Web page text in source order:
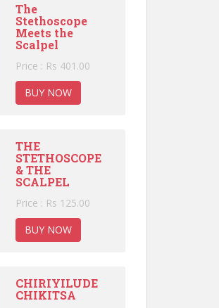
The
Stethoscope
Meets the
Scalpel
Price : Rs 401.00
BUY NOW
THE
STETHOSCOPE
& THE
SCALPEL
Price : Rs 125.00
BUY NOW
CHIRIYILUDE
CHIKITSA